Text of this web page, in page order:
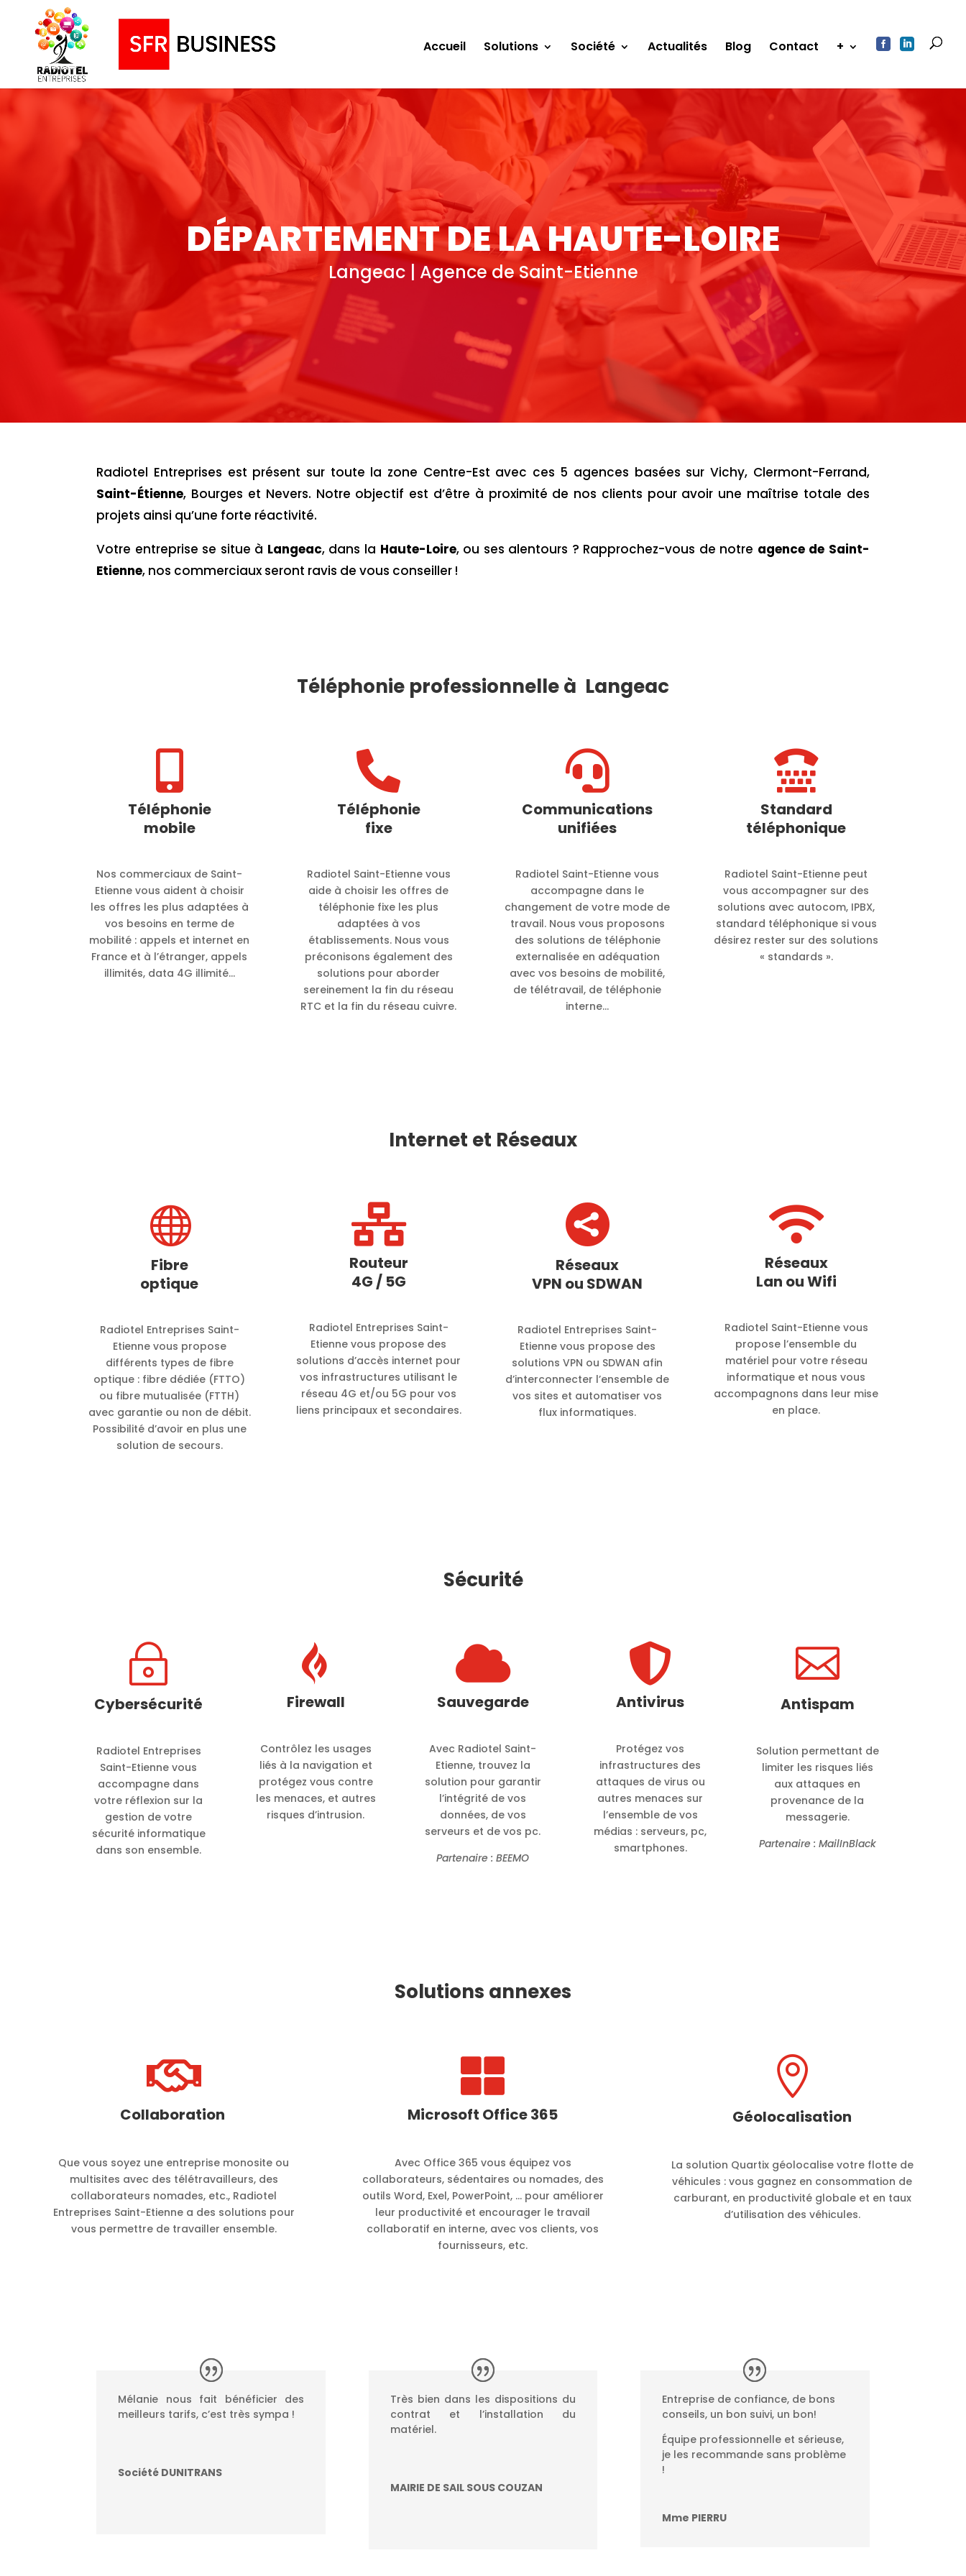
Accueil Solutions Société Actualités Blog Contact +  
DÉPARTEMENT DE LA HAUTE-LOIRE
Langeac | Agence de Saint-Etienne
Radiotel Entreprises est présent sur toute la zone Centre-Est avec ces 5 agences basées sur Vichy, Clermont-Ferrand,
Saint-Étienne, Bourges et Nevers. Notre objectif est d’être à proximité de nos clients pour avoir une maîtrise totale des
projets ainsi qu’une forte réactivité.
Votre entreprise se situe à Langeac, dans la Haute-Loire, ou ses alentours ? Rapprochez-vous de notre agence de Saint-
Etienne, nos commerciaux seront ravis de vous conseiller !
Téléphonie professionnelle à Langeac

Téléphonie
mobile
Nos commerciaux de Saint-
Etienne vous aident à choisir
les offres les plus adaptées à
vos besoins en terme de
mobilité : appels et internet en
France et à l’étranger, appels
illimités, data 4G illimité…

Téléphonie
fixe
Radiotel Saint-Etienne vous
aide à choisir les offres de
téléphonie fixe les plus
adaptées à vos
établissements. Nous vous
préconisons également des
solutions pour aborder
sereinement la fin du réseau
RTC et la fin du réseau cuivre.

Communications
unifiées
Radiotel Saint-Etienne vous
accompagne dans le
changement de votre mode de
travail. Nous vous proposons
des solutions de téléphonie
externalisée en adéquation
avec vos besoins de mobilité,
de télétravail, de téléphonie
interne…

Standard
téléphonique
Radiotel Saint-Etienne peut
vous accompagner sur des
solutions avec autocom, IPBX,
standard téléphonique si vous
désirez rester sur des solutions
« standards ».
Internet et Réseaux

Fibre
optique
Radiotel Entreprises Saint-
Etienne vous propose
différents types de fibre
optique : fibre dédiée (FTTO)
ou fibre mutualisée (FTTH)
avec garantie ou non de débit.
Possibilité d’avoir en plus une
solution de secours.

Routeur
4G / 5G
Radiotel Entreprises Saint-
Etienne vous propose des
solutions d’accès internet pour
vos infrastructures utilisant le
réseau 4G et/ou 5G pour vos
liens principaux et secondaires.

Réseaux
VPN ou SDWAN
Radiotel Entreprises Saint-
Etienne vous propose des
solutions VPN ou SDWAN afin
d’interconnecter l’ensemble de
vos sites et automatiser vos
flux informatiques.

Réseaux
Lan ou Wifi
Radiotel Saint-Etienne vous
propose l’ensemble du
matériel pour votre réseau
informatique et nous vous
accompagnons dans leur mise
en place.
Sécurité
~
Cybersécurité
Radiotel Entreprises
Saint-Etienne vous
accompagne dans
votre réflexion sur la
gestion de votre
sécurité informatique
dans son ensemble.

Firewall
Contrôlez les usages
liés à la navigation et
protégez vous contre
les menaces, et autres
risques d’intrusion.

Sauvegarde
Avec Radiotel Saint-
Etienne, trouvez la
solution pour garantir
l’intégrité de vos
données, de vos
serveurs et de vos pc.
Partenaire : BEEMO

Antivirus
Protégez vos
infrastructures des
attaques de virus ou
autres menaces sur
l’ensemble de vos
médias : serveurs, pc,
smartphones.

Antispam
Solution permettant de
limiter les risques liés
aux attaques en
provenance de la
messagerie.
Partenaire : MailInBlack
Solutions annexes

Collaboration
Que vous soyez une entreprise monosite ou
multisites avec des télétravailleurs, des
collaborateurs nomades, etc., Radiotel
Entreprises Saint-Etienne a des solutions pour
vous permettre de travailler ensemble.

Microsoft Office 365
Avec Office 365 vous équipez vos
collaborateurs, sédentaires ou nomades, des
outils Word, Exel, PowerPoint, … pour améliorer
leur productivité et encourager le travail
collaboratif en interne, avec vos clients, vos
fournisseurs, etc.

Géolocalisation
La solution Quartix géolocalise votre flotte de
véhicules : vous gagnez en consommation de
carburant, en productivité globale et en taux
d’utilisation des véhicules.
Mélanie nous fait bénéficier des
meilleurs tarifs, c’est très sympa !
Société DUNITRANS
Très bien dans les dispositions du
contrat et l’installation du
matériel.
MAIRIE DE SAIL SOUS COUZAN
Entreprise de confiance, de bons
conseils, un bon suivi, un bon!
Équipe professionnelle et sérieuse,
je les recommande sans problème
!
Mme PIERRU